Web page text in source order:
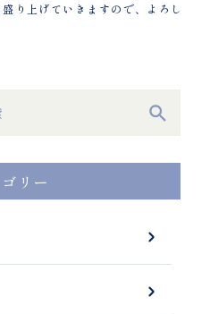
り上げていきますので、よろし
リー